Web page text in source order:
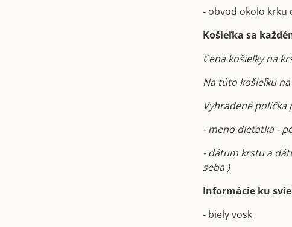
- obvod okolo krku
Košieľka sa
Cena košieľky na
Na túto košieľku
Vyhradené políčka
- meno dieťatka -
- dátum krstu a
seba )
Informácie ku
- biely vosk